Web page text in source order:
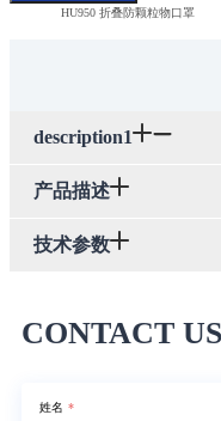
HU950 折叠防颗粒物口罩
description1
产品描述
技术参数
CONTACT US
姓名 *